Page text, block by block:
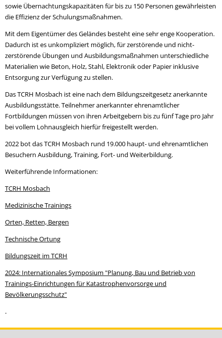
sowie Übernachtungskapazitäten für bis zu 150 Personen gewährleisten
die Effizienz der Schulungsmaßnahmen.
Mit dem Eigentümer des Geländes besteht eine sehr enge Kooperation.
Dadurch ist es unkompliziert möglich, für zerstörende und nicht-
zerstörende Übungen und Ausbildungsmaßnahmen unterschiedliche
Materialien wie Beton, Holz, Stahl, Elektronik oder Papier inklusive
Entsorgung zur Verfügung zu stellen.
Das TCRH Mosbach ist eine nach dem Bildungszeitgesetz anerkannte
Ausbildungsstätte. Teilnehmer anerkannter ehrenamtlicher
Fortbildungen müssen von ihren Arbeitgebern bis zu fünf Tage pro Jahr
bei vollem Lohnausgleich hierfür freigestellt werden.
2022 bot das TCRH Mosbach rund 19.000 haupt- und ehrenamtlichen
Besuchern Ausbildung, Training, Fort- und Weiterbildung.
Weiterführende Informationen:
TCRH Mosbach
Medizinische Trainings
Orten, Retten, Bergen
Technische Ortung
Bildungszeit im TCRH
2024: Internationales Symposium "Planung, Bau und Betrieb von
Trainings-Einrichtungen für Katastrophenvorsorge und
Bevölkerungsschutz"
.